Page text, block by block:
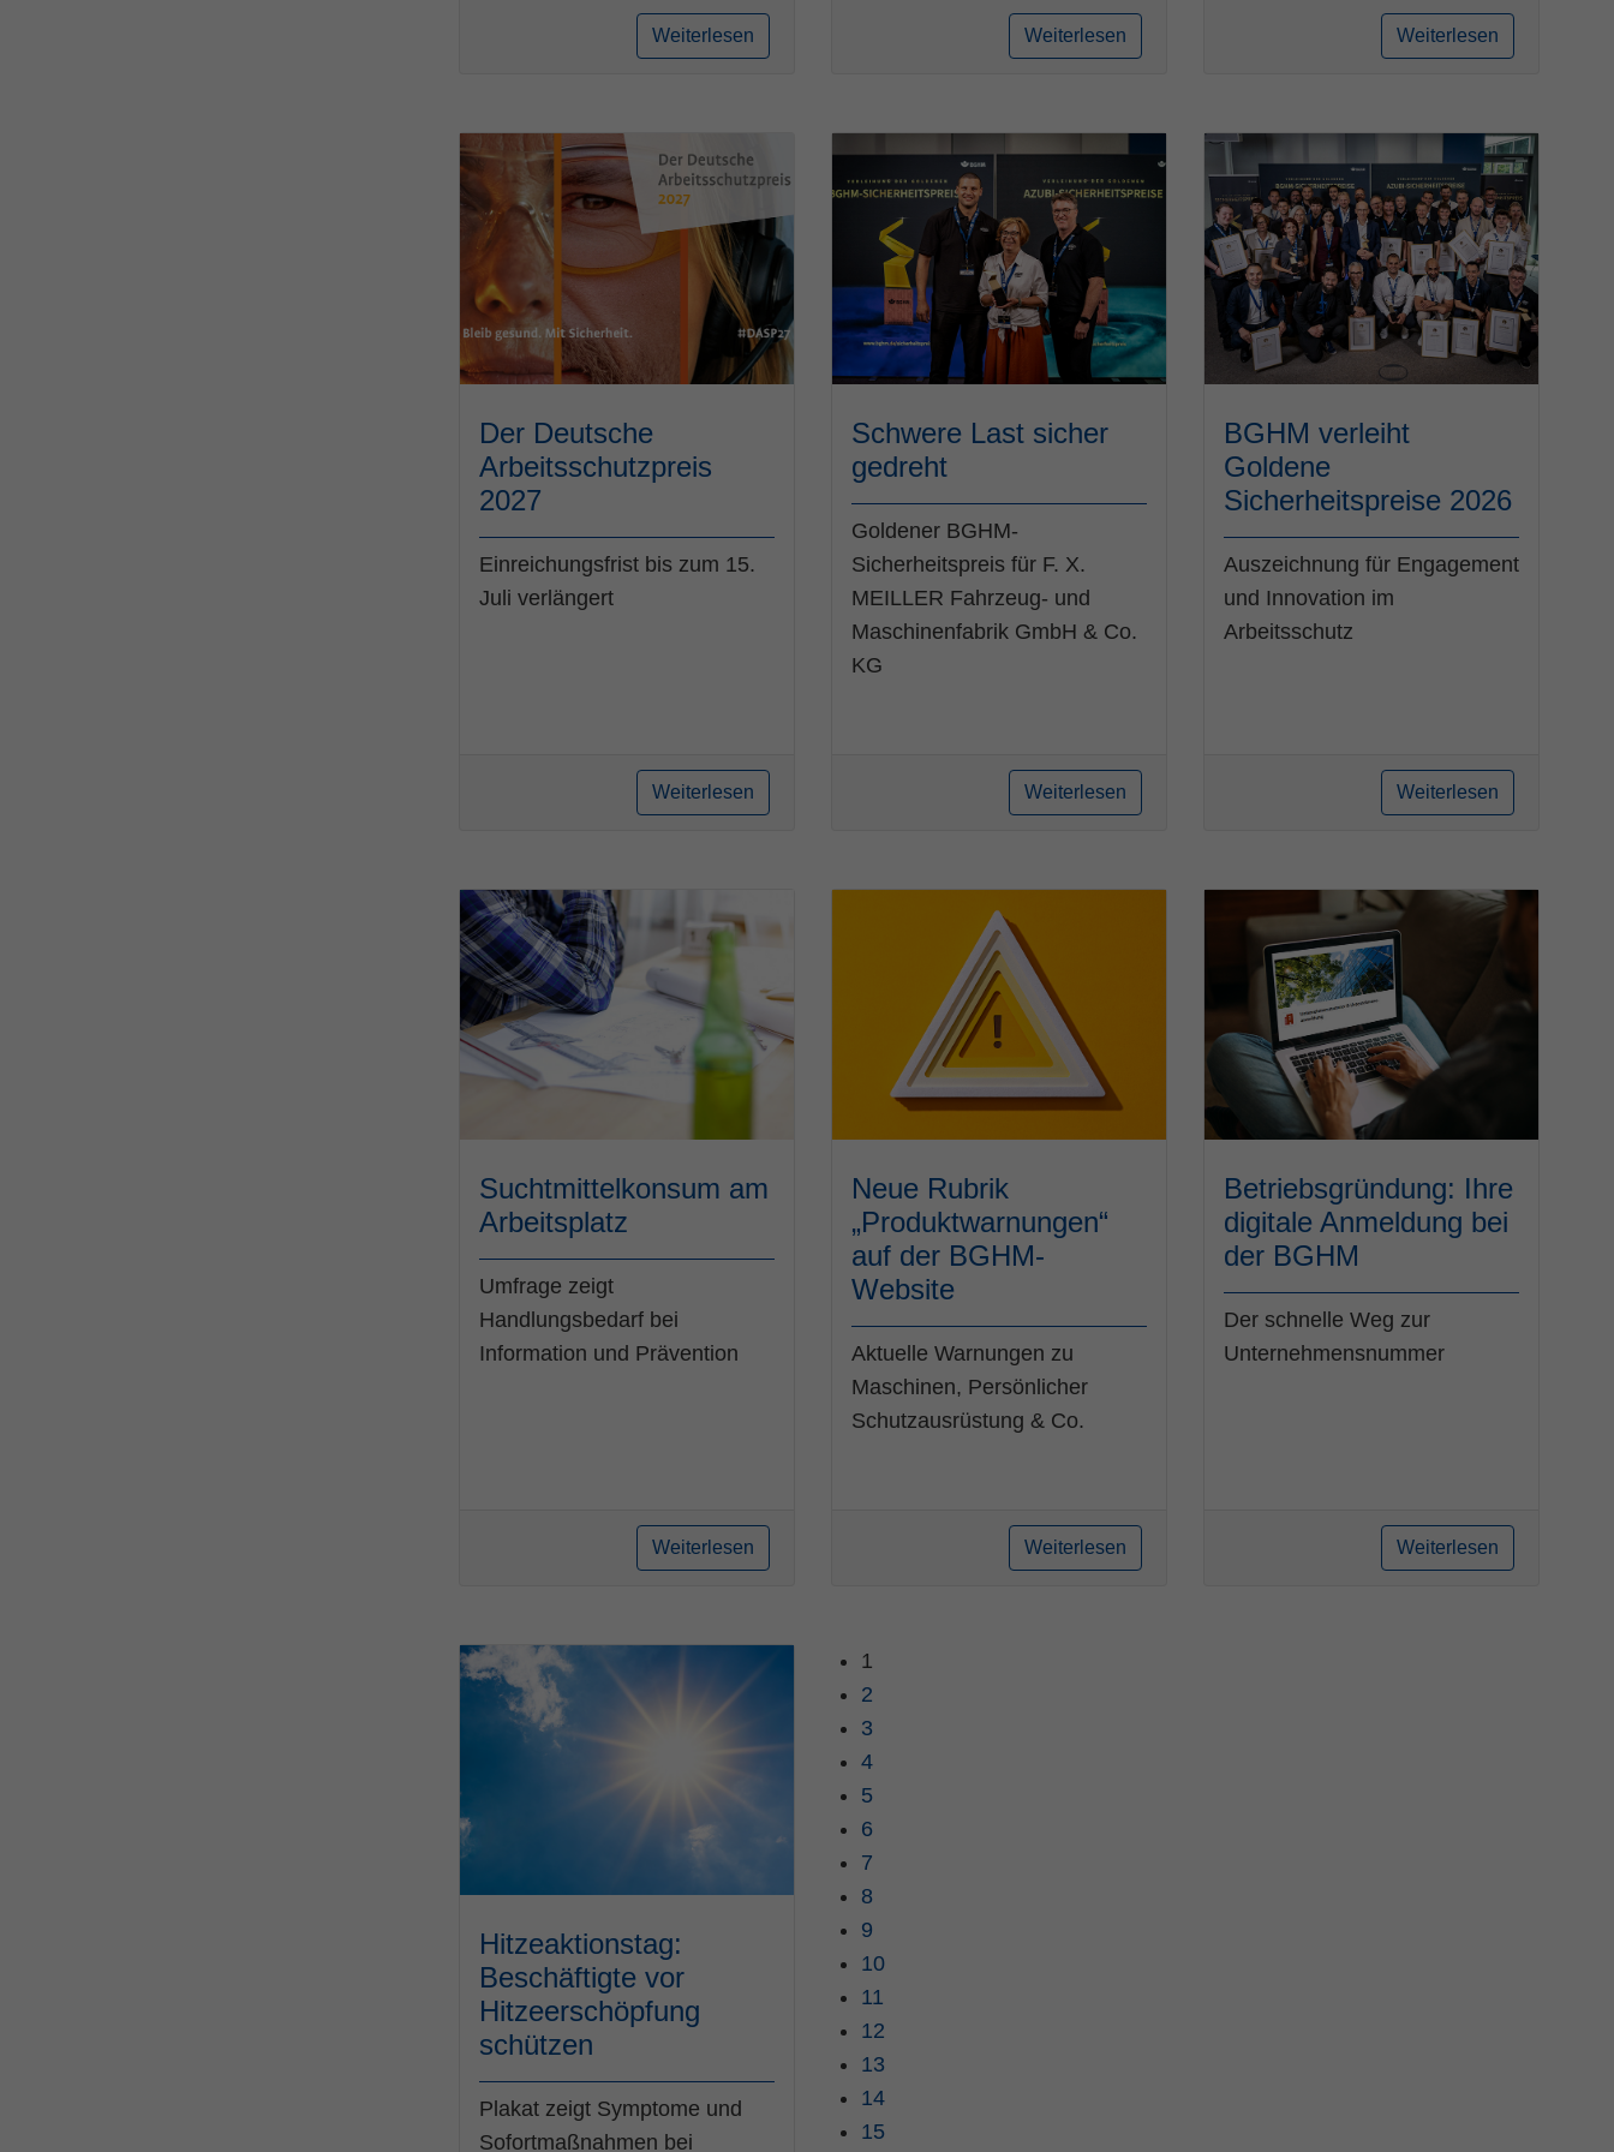
Weiterlesen Weiterlesen Weiterlesen
Der Deutsche
Arbeitsschutzpreis
2027
Einreichungsfrist bis zum 15.
Juli verlängert
Weiterlesen
Schwere Last sicher
gedreht
Goldener BGHM-
Sicherheitspreis für F. X.
MEILLER Fahrzeug- und
Maschinenfabrik GmbH & Co.
KG
Weiterlesen
BGHM verleiht
Goldene
Sicherheitspreise 2026
Auszeichnung für Engagement
und Innovation im
Arbeitsschutz
Weiterlesen
Suchtmittelkonsum am
Arbeitsplatz
Umfrage zeigt
Handlungsbedarf bei
Information und Prävention
Weiterlesen
Neue Rubrik
„Produktwarnungen“
auf der BGHM-
Website
Aktuelle Warnungen zu
Maschinen, Persönlicher
Schutzausrüstung & Co.
Weiterlesen
Betriebsgründung: Ihre
digitale Anmeldung bei
der BGHM
Der schnelle Weg zur
Unternehmensnummer
Weiterlesen
Hitzeaktionstag:
Beschäftigte vor
Hitzeerschöpfung
schützen
Plakat zeigt Symptome und
Sofortmaßnahmen bei
1
2
3
4
5
6
7
8
9
10
11
12
13
14
15